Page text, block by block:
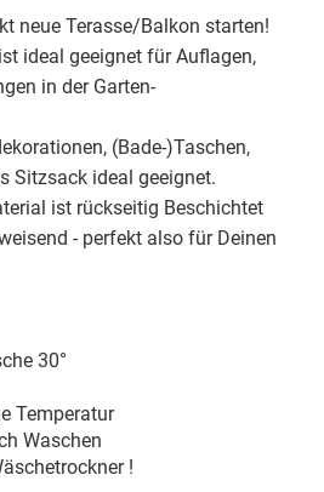
neue Terasse/Balkon starten!
ideal geeignet für Auflagen,
in der Garten-
(Bade-)Taschen,
Sitzsack ideal geeignet.
ist rückseitig Beschichtet
- perfekt also für Deinen
30°
Temperatur
Waschen
!